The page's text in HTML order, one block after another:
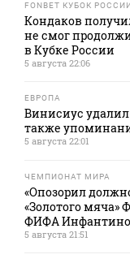
FONBET КУБОК
Кондаков
не смог
в Кубке России
5 августа 22:06
ЕВРОПА
Винисиус
также
5 августа 22:01
ЧЕМПИОНАТ МИРА
«Опозорил
«Золотого мяча»
ФИФА Инфантино
5 августа 21:51